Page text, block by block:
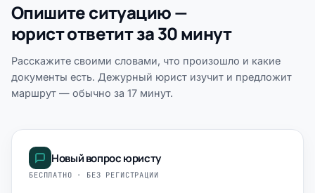
Опишите ситуацию —
юрист ответит за 30 минут
Расскажите своими словами, что произошло и какие
документы есть. Дежурный юрист изучит и предложит
маршрут — обычно за 17 минут.
Новый вопрос юристу
БЕСПЛАТНО · БЕЗ РЕГИСТРАЦИИ